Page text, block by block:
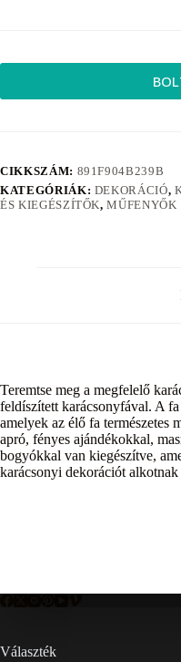
CIKKSZÁM: 891F904B239B
KATEGÓRIÁK: DEKORÁCIÓ,
ÉS KIEGÉSZÍTŐK,MŰFENYŐK
Teremtse meg a megfelelő
feldíszített karácsonyfával. A
amelyek az élő fa természetes
apró, fényes ajándékokkal,
bogyókkal van kiegészítve,
karácsonyi dekorációt alkotnak
Választék